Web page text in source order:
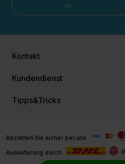
an.
Kontakt
Kundendienst
Tipps&Tricks
Bezahlen Sie sicher bei uns
Auslieferung durch